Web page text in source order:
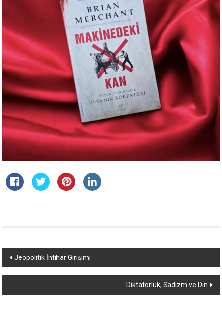
Yazı
dolaşımı
Jeopolitik İntihar Girişimi
Diktatörlük, Sadizm ve Din